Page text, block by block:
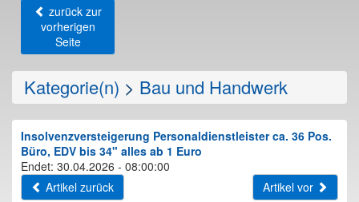
zurück zur
vorherigen
Seite
Kategorie(n) > Bau und Handwerk
Insolvenzversteigerung Personaldienstleister ca. 36 Pos.
Büro, EDV bis 34" alles ab 1 Euro
Endet: 30.04.2026 - 08:00:00
Artikel zurück
Artikel vor